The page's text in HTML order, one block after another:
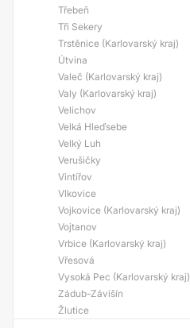
Třebeň
Tři Sekery
Trstěnice (Karlovarský kraj)
Útvina
Valeč (Karlovarský kraj)
Valy (Karlovarský kraj)
Velichov
Velká Hleďsebe
Velký Luh
Verušičky
Vintířov
Vlkovice
Vojkovice (Karlovarský kraj)
Vojtanov
Vrbice (Karlovarský kraj)
Vřesová
Vysoká Pec (Karlovarský kraj)
Zádub-Závišín
Žlutice